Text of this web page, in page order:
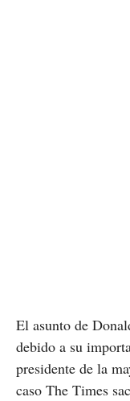
El asunto de
debido a su
presidente de la
caso The Times